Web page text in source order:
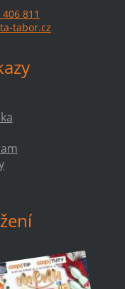
811
tabor.cz